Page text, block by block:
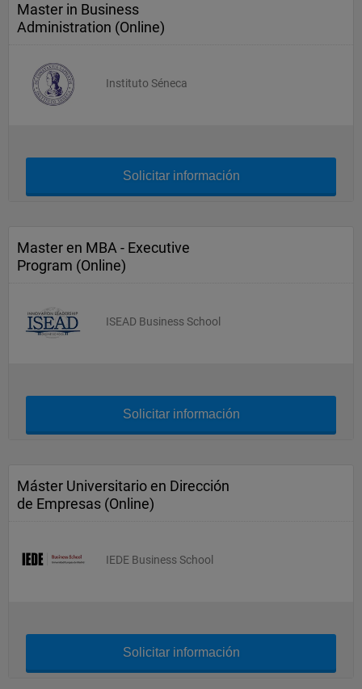
Master in Business
Administration (Online)
Instituto Séneca
Solicitar información
Master en MBA - Executive
Program (Online)
ISEAD Business School
Solicitar información
Máster Universitario en Dirección
de Empresas (Online)
IEDE Business School
Solicitar información